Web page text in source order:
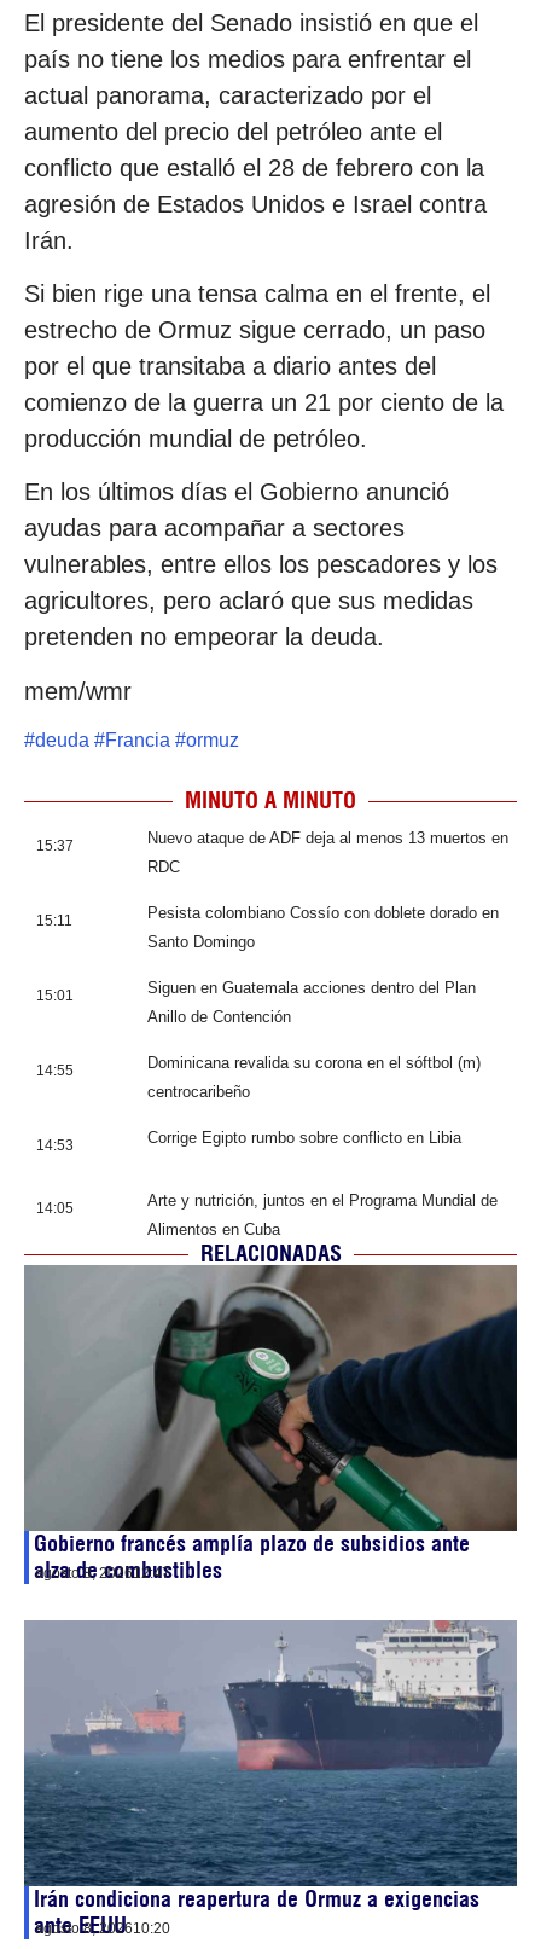
El presidente del Senado insistió en que el
país no tiene los medios para enfrentar el
actual panorama, caracterizado por el
aumento del precio del petróleo ante el
conflicto que estalló el 28 de febrero con la
agresión de Estados Unidos e Israel contra
Irán.
Si bien rige una tensa calma en el frente, el
estrecho de Ormuz sigue cerrado, un paso
por el que transitaba a diario antes del
comienzo de la guerra un 21 por ciento de la
producción mundial de petróleo.
En los últimos días el Gobierno anunció
ayudas para acompañar a sectores
vulnerables, entre ellos los pescadores y los
agricultores, pero aclaró que sus medidas
pretenden no empeorar la deuda.
mem/wmr
#deuda #Francia #ormuz
MINUTO A MINUTO
15:37
Nuevo ataque de ADF deja al menos 13 muertos en
RDC
15:11
Pesista colombiano Cossío con doblete dorado en
Santo Domingo
15:01
Siguen en Guatemala acciones dentro del Plan
Anillo de Contención
14:55
Dominicana revalida su corona en el sóftbol (m)
centrocaribeño
14:53 Corrige Egipto rumbo sobre conflicto en Libia
14:05
Arte y nutrición, juntos en el Programa Mundial de
Alimentos en Cuba
RELACIONADAS
Gobierno francés amplía plazo de subsidios ante
alza de combustibles
agosto 8, 202612:47
Irán condiciona reapertura de Ormuz a exigencias
ante EEUU
agosto 8, 202610:20